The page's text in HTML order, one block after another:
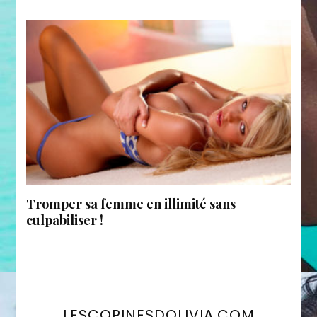
Tromper sa femme en illimité sans
culpabiliser !